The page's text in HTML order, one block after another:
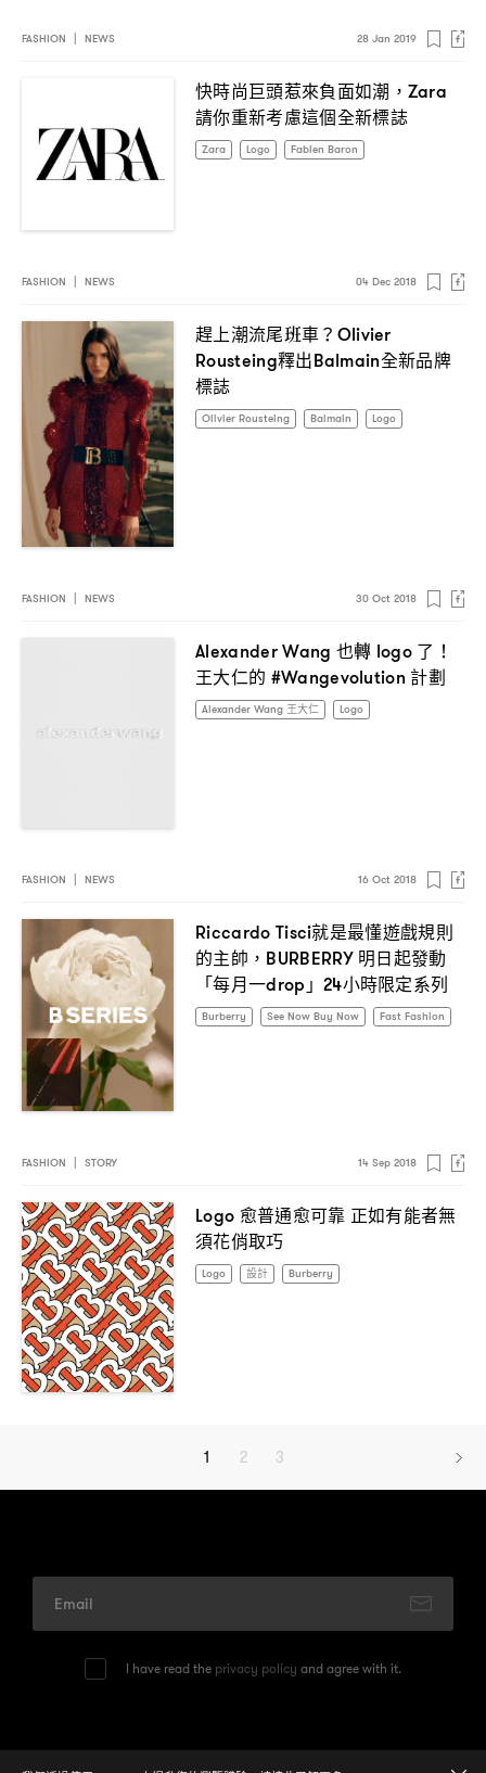
FASHION | NEWS 28 Jan 2019
快時尚巨頭惹來負面如潮 ，Zara
請你重新考慮這個全新標誌
Zara Logo Fabien Baron
FASHION | NEWS 04 Dec 2018
趕上潮流尾班車？Olivier
Rousteing釋出Balmain全新品牌
標誌
Olivier Rousteing Balmain Logo
FASHION | NEWS 30 Oct 2018
Alexander Wang 也轉 logo 了 ！
王大仁的 #Wangevolution 計劃
Alexander Wang 王大仁 Logo
FASHION NEWS 16 Oct 2018
Riccardo Tisci就是最懂遊戲規則
的主帥 ，BURBERRY 明日起發動
「每月一drop 」 24小時限定系列
Burberry See Now Buy Now Fast Fashion
FASHION STORY 14 Sep 2018
Logo 愈普通愈可靠 正如有能者無
須花俏取巧
Logo 設計 Burberry
1 2 3
I have read the privacy policy and agree with it.